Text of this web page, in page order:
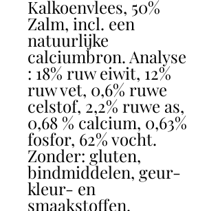
Kalkoenvlees, 50%
Zalm, incl. een
natuurlijke
calciumbron. Analyse
: 18% ruw eiwit, 12%
ruw vet, 0,6% ruwe
celstof, 2,2% ruwe as,
0,68 % calcium, 0,63%
fosfor, 62% vocht.
Zonder: gluten,
bindmiddelen, geur-
kleur- en
smaakstoffen.